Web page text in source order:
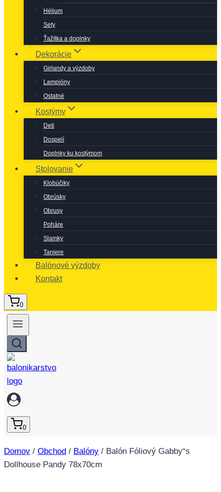
Hélium
Sety
Ťažítka a doplnky
Dekorácie
Girlandy a výzdoby
Lampióny
Ostatné
Kostýmy
Deti
Dospelí
Doplnky ku kostýmom
Stolovanie
Klobúčiky
Obrúsky
Obrusy
Poháre
Slamky
Taniere
Balónové výzdoby
Kontakt
0
0
Domov / Obchod / Balóny / Balón Fóliový Gabby“s
Dollhouse Pandy 78x70cm